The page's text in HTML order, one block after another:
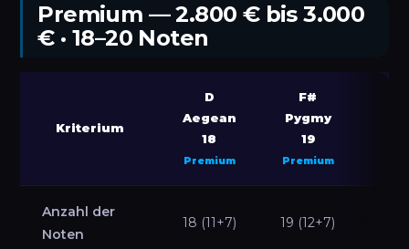
Premium — 2.800 € bis 3.000
€ · 18–20 Noten
Kriterium
D
Aegean
18
Premium
F#
Pygmy
19
Premium
Anzahl der
Noten
18 (11+7) 19 (12+7)